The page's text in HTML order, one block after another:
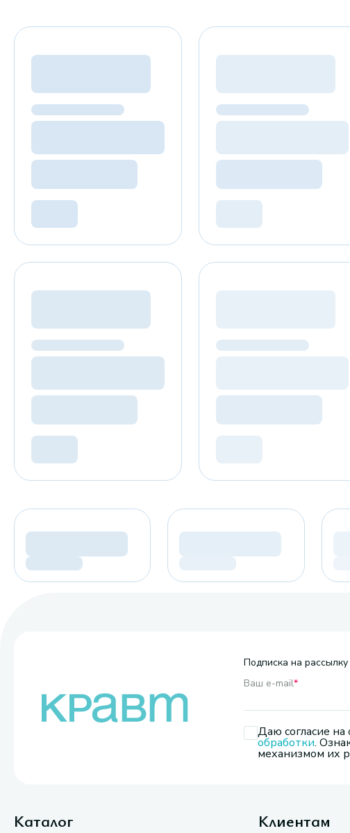
Подписка на
Ваш e-mail*
Даю согласие
обработки.
механизмом их
Каталог Клиентам